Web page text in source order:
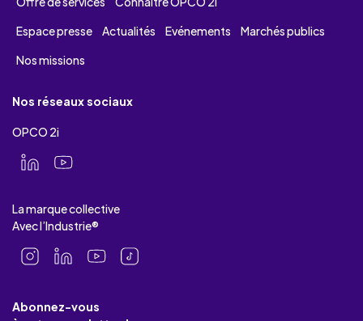
Espace presse
Actualités Evénements
Marchés publics
Nos missions
Nos réseaux sociaux
OPCO 2i
La marque collective
Avec l’Industrie®
Abonnez-vous